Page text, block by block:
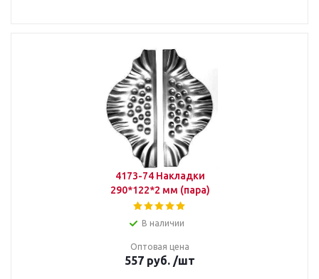
4173-74 Накладки
290*122*2 мм (пара)
В наличии
Оптовая цена
557 руб. /шт